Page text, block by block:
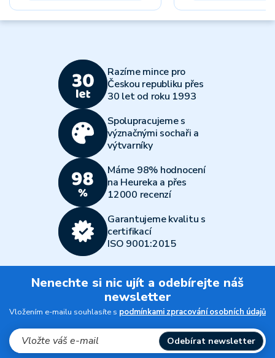
Razíme mince pro
Českou republiku přes
30 let od roku 1993
Spolupracujeme s
význačnými sochaři a
výtvarníky
Máme 98% hodnocení
na Heureka a přes
12000 recenzí
Garantujeme kvalitu s
certifikací
ISO 9001:2015
Nenechte si nic ujít a odebírejte náš
newsletter
Vložením e-mailu souhlasíte s podmínkami zpracování osobních údajů
Odebírat newsletter